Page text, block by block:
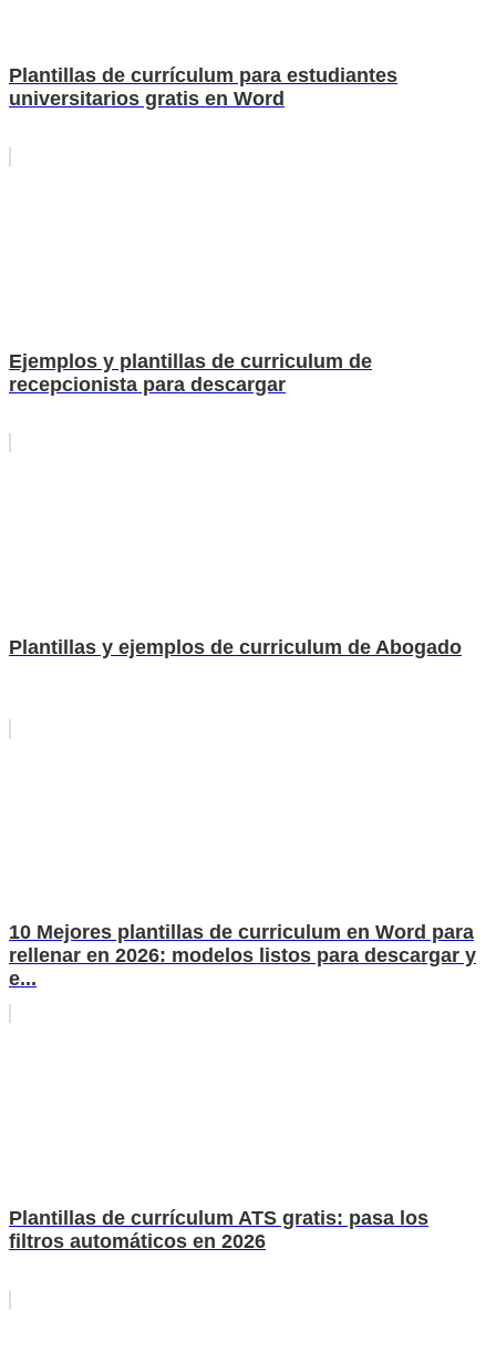
Plantillas de currículum para estudiantes
universitarios gratis en Word
Ejemplos y plantillas de curriculum de
recepcionista para descargar
Plantillas y ejemplos de curriculum de Abogado
10 Mejores plantillas de curriculum en Word para
rellenar en 2026: modelos listos para descargar y
e...
Plantillas de currículum ATS gratis: pasa los
filtros automáticos en 2026